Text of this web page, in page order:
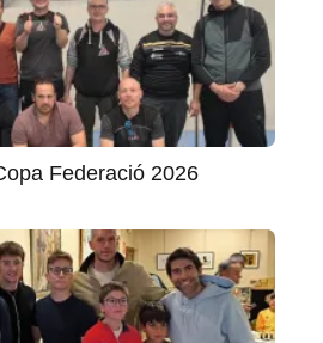
Federació 2026